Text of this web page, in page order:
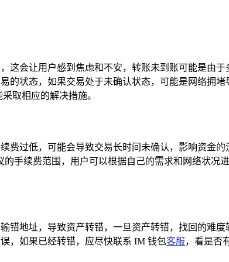
这会让用户感到焦虑和不安，转账未到账可能是由
的状态，如果交易处于未确认状态，可能是网络拥
取相应的解决措施。
费过低，可能会导致交易长时间未确认，影响资金
手续费范围，用户可以根据自己的需求和网络状况
错地址，导致资产转错，一旦资产转错，找回的难
，如果已经转错，应尽快联系 IM 钱包客服，看是否